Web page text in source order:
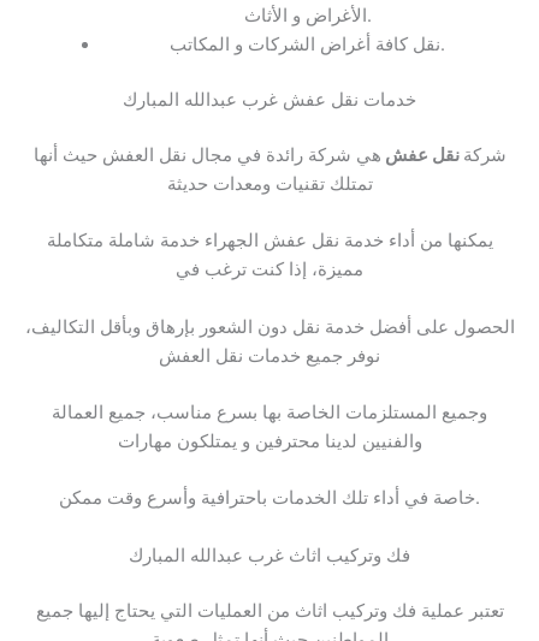
الأغراض و الأثاث.
نقل كافة أغراض الشركات و المكاتب.
خدمات نقل عفش غرب عبدالله المبارك
شركة نقل عفش هي شركة رائدة في مجال نقل العفش حيث أنها
تمتلك تقنيات ومعدات حديثة
يمكنها من أداء خدمة نقل عفش الجهراء خدمة شاملة متكاملة
مميزة، إذا كنت ترغب في
الحصول على أفضل خدمة نقل دون الشعور بإرهاق وبأقل التكاليف،
نوفر جميع خدمات نقل العفش
وجميع المستلزمات الخاصة بها بسرع مناسب، جميع العمالة
والفنيين لدينا محترفين و يمتلكون مهارات
خاصة في أداء تلك الخدمات باحترافية وأسرع وقت ممكن.
فك وتركيب اثاث غرب عبدالله المبارك
تعتبر عملية فك وتركيب اثاث من العمليات التي يحتاج إليها جميع